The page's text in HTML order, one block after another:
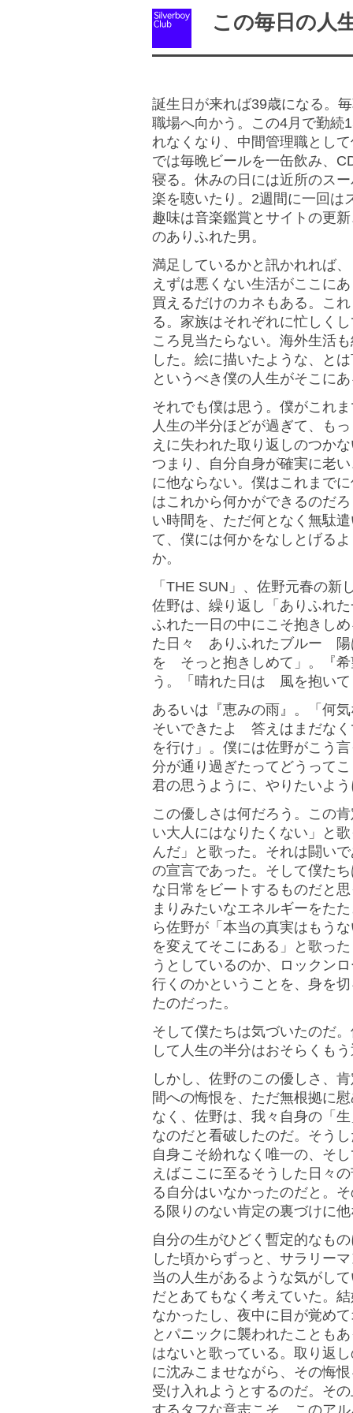
この毎日の人
誕生日が来れば39歳になる。
職場へ向かう。この4月で勤続
れなくなり、中間管理職とし
では毎晩ビールを一缶飲み、
寝る。休みの日には近所のス
楽を聴いたり。2週間に一回は
趣味は音楽鑑賞とサイトの更
のありふれた男。
満足しているかと訊かれれば
えずは悪くない生活がここに
買えるだけのカネもある。こ
る。家族はそれぞれに忙しく
ころ見当たらない。海外生活
した。絵に描いたような、と
というべき僕の人生がそこに
それでも僕は思う。僕がこれ
人生の半分ほどが過ぎて、も
えに失われた取り返しのつか
つまり、自分自身が確実に老
に他ならない。僕はこれまで
はこれから何かができるのだ
い時間を、ただ何となく無駄
て、僕には何かをなしとげる
か。
「THE SUN」、佐野元春の
佐野は、繰り返し「ありふれ
ふれた一日の中にこそ抱きし
た日々 ありふれたブルー
を そっと抱きしめて」。『希
う。「晴れた日は 風を抱い
あるいは『恵みの雨』。「何
そいできたよ 答えはまだな
を行け」。僕には佐野がこう
分が通り過ぎたってどうって
君の思うように、やりたいよ
この優しさは何だろう。この
い大人にはなりたくない」と
んだ」と歌った。それは闘い
の宣言であった。そして僕た
な日常をビートするものだと
まりみたいなエネルギーをた
ら佐野が「本当の真実はもう
を変えてそこにある」と歌っ
うとしているのか、ロックン
行くのかということを、身を
たのだった。
そして僕たちは気づいたのだ
して人生の半分はおそらくも
しかし、佐野のこの優しさ、
間への悔恨を、ただ無根拠に
なく、佐野は、我々自身の「
なのだと看破したのだ。そう
自身こそ紛れなく唯一の、そ
えばここに至るそうした日々
る自分はいなかったのだと。
る限りのない肯定の裏づけに
自分の生がひどく暫定的なも
した頃からずっと、サラリー
当の人生があるような気がし
だとあてもなく考えていた。
なかったし、夜中に目が覚め
とパニックに襲われたことも
はないと歌っている。取り返
に沈みこませながら、その悔
受け入れようとするのだ。そ
するタフな意志こそ、このア